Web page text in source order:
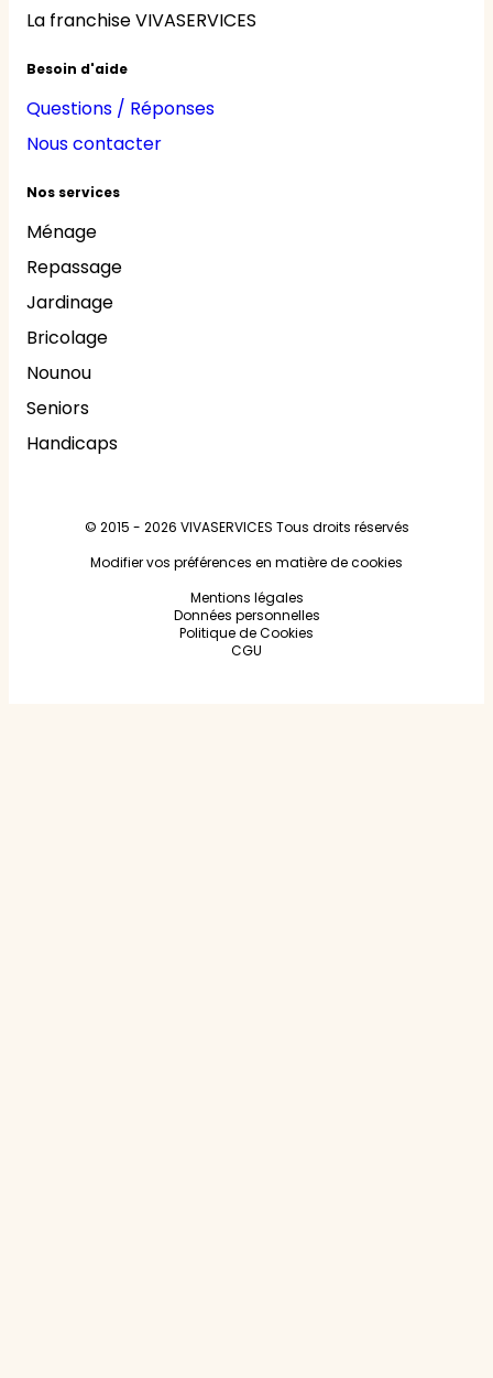
La franchise VIVASERVICES
Besoin d'aide
Questions / Réponses
Nous contacter
Nos services
Ménage
Repassage
Jardinage
Bricolage
Nounou
Seniors
Handicaps
© 2015 - 2026 VIVASERVICES Tous droits réservés
Modifier vos préférences en matière de cookies
Mentions légales
Données personnelles
Politique de Cookies
CGU